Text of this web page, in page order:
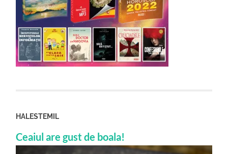
HALESTEMIL
Ceaiul are gust de boala!